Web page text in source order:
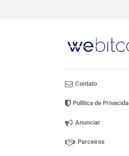
Contato
Política de
Anunciar
Parceiros